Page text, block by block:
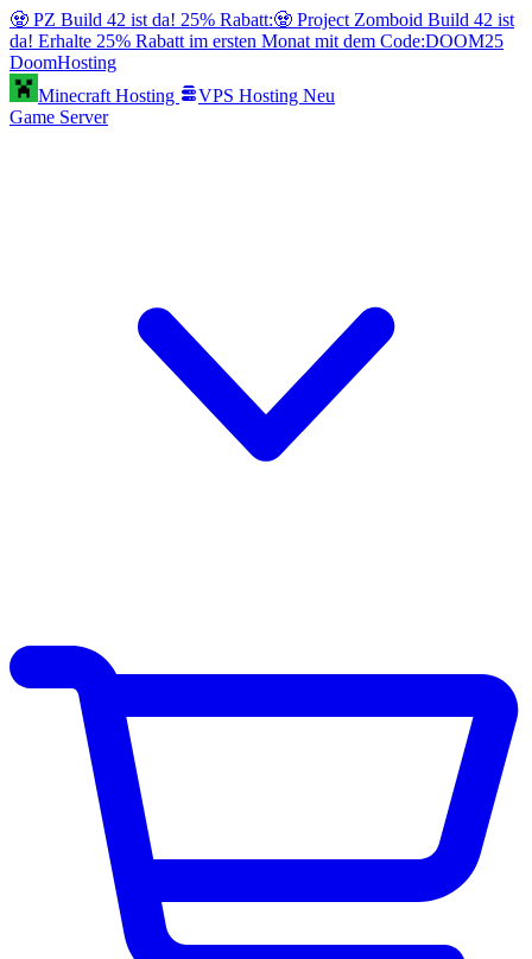
🧟 PZ Build 42 ist da! 25% Rabatt:🧟 Project Zomboid Build 42 ist
da! Erhalte 25% Rabatt im ersten Monat mit dem Code:DOOM25
DoomHosting
Minecraft Hosting
VPS Hosting Neu
Game Server